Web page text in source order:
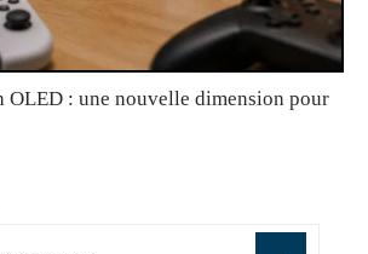
: une nouvelle dimension pour